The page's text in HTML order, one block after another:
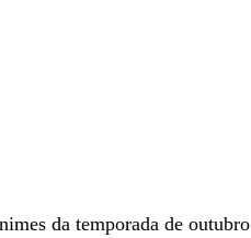
da temporada de outubro